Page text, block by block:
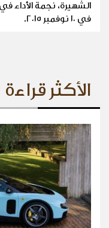
الشهيرة، نجمة
في ١٠ نوفمبر ٢٠١٥.
الأكثر قراءة